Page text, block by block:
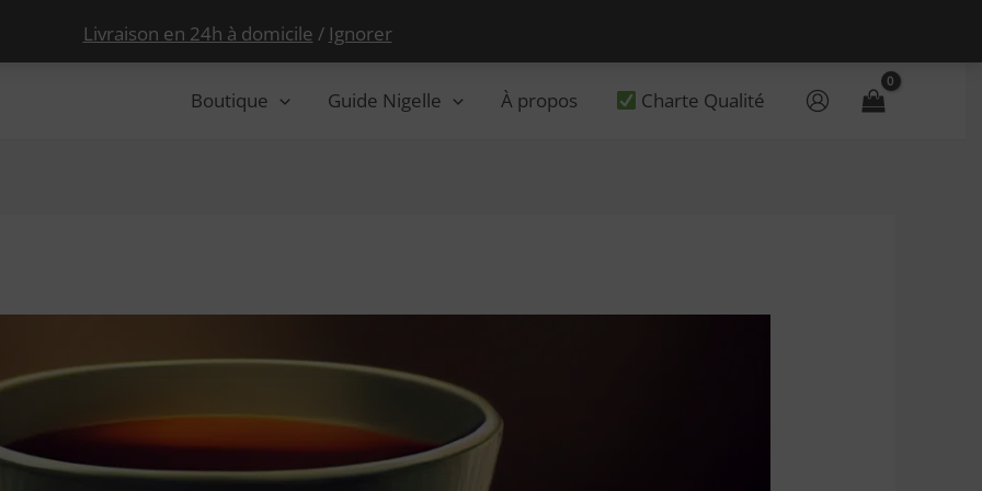
Boutique Guide Nigelle À propos Charte Qualité
Livraison en 24h à domicile / Ignorer